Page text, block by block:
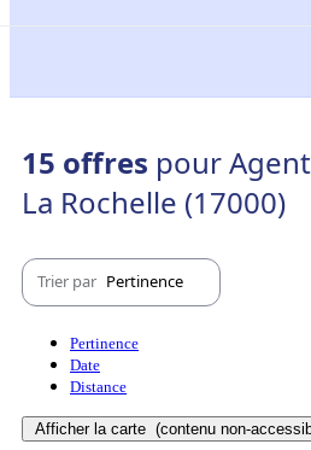
15 offres pour
La Rochelle (17000)
Trier par Pertinence
Pertinence
Date
Distance
Afficher la carte (contenu non-